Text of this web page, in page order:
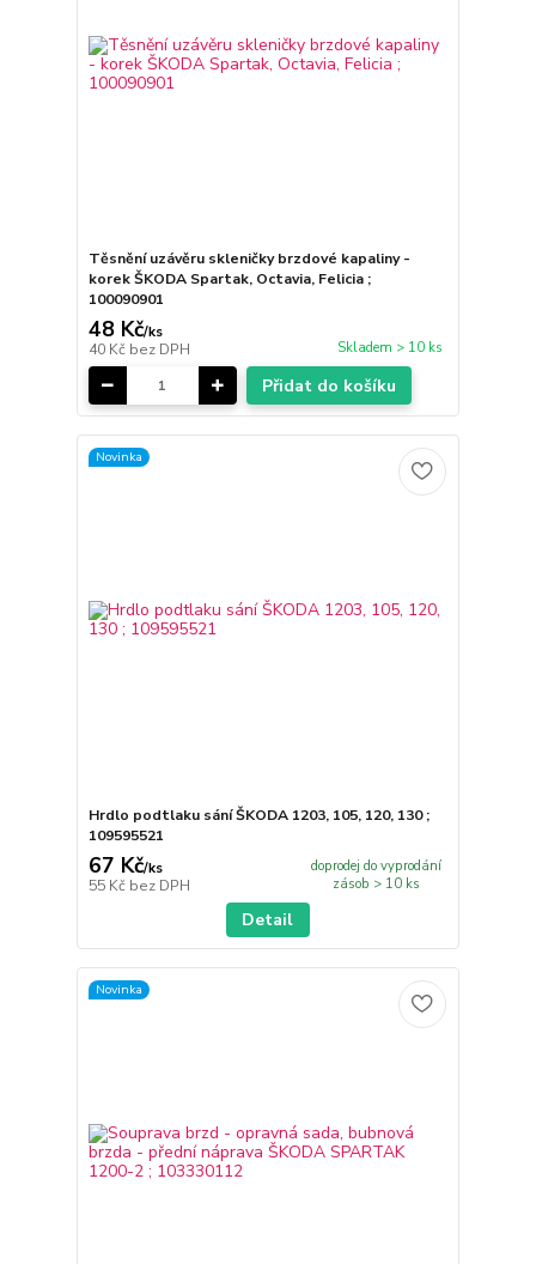
Těsnění uzávěru skleničky brzdové kapaliny -
korek ŠKODA Spartak, Octavia, Felicia ;
100090901
48 Kč/ks
40 Kč bez DPH Skladem > 10 ks
Přidat do košíku
Novinka
Hrdlo podtlaku sání ŠKODA 1203, 105, 120, 130 ;
109595521
67 Kč/ks
55 Kč bez DPH
doprodej do vyprodání
zásob > 10 ks
Detail
Novinka